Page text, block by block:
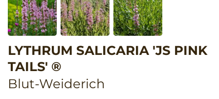
LYTHRUM SALICARIA 'JS PINK
TAILS' ®
Blut-Weiderich